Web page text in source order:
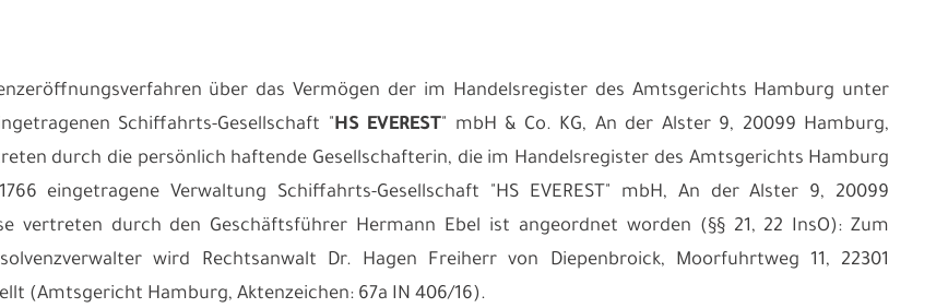
über das Vermögen der im Handelsregister des Amtsgerichts Hamburg unter
Schiffahrts-Gesellschaft "HS EVEREST" mbH & Co. KG, An der Alster 9, 20099 Hamburg,
durch die persönlich haftende Gesellschafterin, die im Handelsregister des Amtsgerichts Hamburg
eingetragene Verwaltung Schiffahrts-Gesellschaft "HS EVEREST" mbH, An der Alster 9, 20099
vertreten durch den Geschäftsführer Hermann Ebel ist angeordnet worden (§§ 21, 22 InsO): Zum
wird Rechtsanwalt Dr. Hagen Freiherr von Diepenbroick, Moorfuhrtweg 11, 22301
(Amtsgericht Hamburg, Aktenzeichen: 67a IN 406/16).